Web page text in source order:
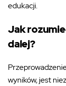
edukacji.
Jak
dalej?
wyników,jest